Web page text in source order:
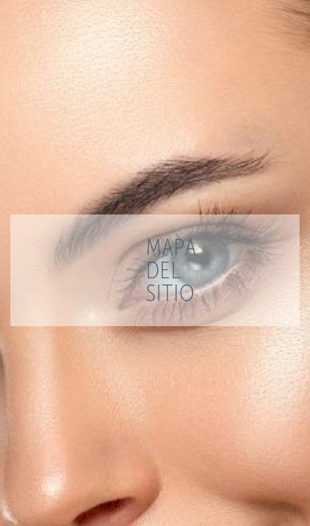
MAPA
DEL
SITIO